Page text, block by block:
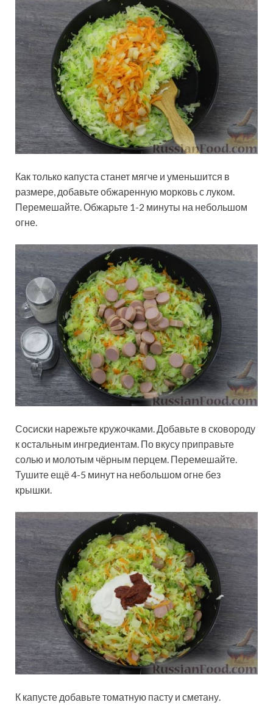
Как только капуста станет мягче и уменьшится в
размере, добавьте обжаренную морковь с луком.
Перемешайте. Обжарьте 1-2 минуты на небольшом
огне.
Сосиски нарежьте кружочками. Добавьте в сковороду
к остальным ингредиентам. По вкусу приправьте
солью и молотым чёрным перцем. Перемешайте.
Тушите ещё 4-5 минут на небольшом огне без
крышки.
К капусте добавьте томатную пасту и сметану.